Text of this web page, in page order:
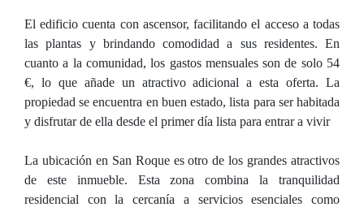
El edificio cuenta con ascensor, facilitando el acceso a todas
las plantas y brindando comodidad a sus residentes. En
cuanto a la comunidad, los gastos mensuales son de solo 54
€, lo que añade un atractivo adicional a esta oferta. La
propiedad se encuentra en buen estado, lista para ser habitada
y disfrutar de ella desde el primer día lista para entrar a vivir
La ubicación en San Roque es otro de los grandes atractivos
de este inmueble. Esta zona combina la tranquilidad
residencial con la cercanía a servicios esenciales como